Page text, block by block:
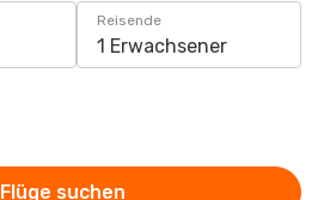
Reisende
1 Erwachsener
Flüge suchen